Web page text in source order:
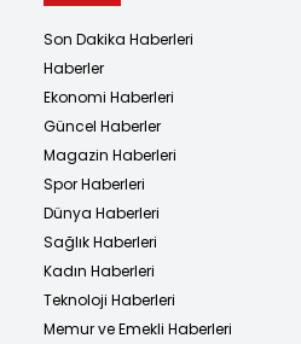
Son Dakika Haberleri
Haberler
Ekonomi Haberleri
Güncel Haberler
Magazin Haberleri
Spor Haberleri
Dünya Haberleri
Sağlık Haberleri
Kadın Haberleri
Teknoloji Haberleri
Memur ve Emekli Haberleri